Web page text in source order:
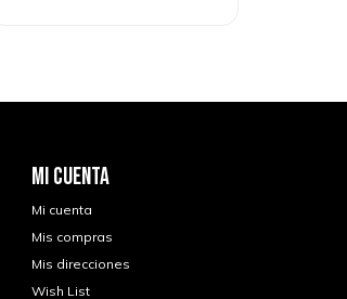
MI CUENTA
Mi cuenta
Mis compras
Mis direcciones
Wish List